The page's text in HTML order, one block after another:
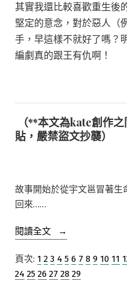
局）
（91-
局）〉
其實我還比較喜歡重生後
堅定的意念，對於惡人（
手，早這樣不就好了嗎？
編劇真的跟王有仇啊！
（**本文為kate創作
貼，嚴禁盜文抄襲）
故事開始於從宇文邕冒著生
回來……
閱讀全文
“【同
小
說】
頁次: 1 2 3 4 5 6 7 8 9 10 11
24 25 26 27 28 29